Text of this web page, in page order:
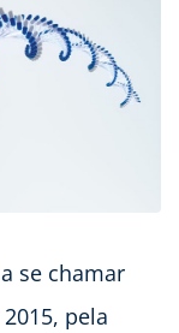
se chamar
pela